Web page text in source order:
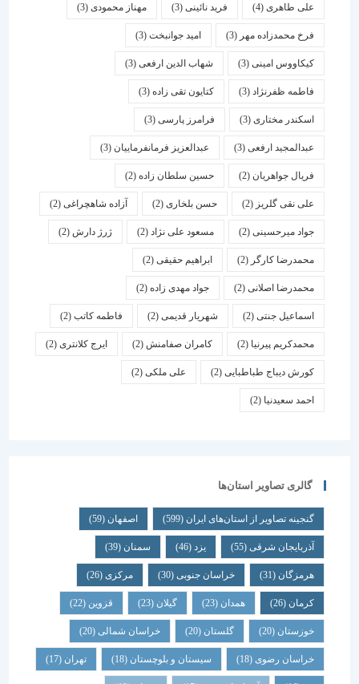
علی طاهری(4) فرید نائینی(3) مهناز محمودی(3)
فرخ محمدزاده مهر(3) امید جوانبخت(3)
کیکاووس امینی(3) شهاب الدین ارفعی(3)
فاطمه ظفرنژاد(3) کتایون تقی زاده(3)
اسكندر مختاری (3) فرامرز پارسی(3)
عبدالمجید ارفعی(3) عبدالعزیز فرمانفرماییان(3)
فریال جواهریان(2) حسین سلطان زاده(2)
علی نقی گلریز(2) حسن بلخاری(2) آزاده شاهچراغی(2)
جواد میرحسینی (2) مسعود علی نژاد(2) ژرژ دارش (2)
محمدرضا کارگر(2) ابراهیم حقیقی(2)
محمدرضا اصلانی(2) جواد مهدی زاده(2)
اسماعیل جنتی(2) شهریار قدیمی(2) فاطمه کاتب(2)
محمدکریم پیرنیا (2) کامران صفامنش(2) ایرج کلانتری (2)
کورش دیباج طباطبایی(2) علی ملکی(2)
احمد سعیدنیا (2)
گالری تصاویر استان‌ها
گنجینه تصاویر از استان‌های ایران(599) اصفهان (59)
آذربایجان شرقی(55) یزد سمنان (39)
هرمزگان(31) خراسان جنوبی(30) مرکزی (26)
همدان گیلان قزوین
خوزستان(20) گلستان (20) خراسان شمالی(20)
خراسان رضوی(18) سیستان و بلوچستان(18) تهران